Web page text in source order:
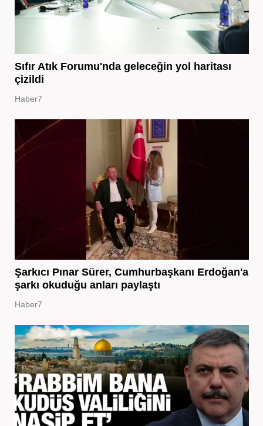
Sıfır Atık Forumu'nda geleceğin yol haritası
çizildi
Haber7
Şarkıcı Pınar Sürer, Cumhurbaşkanı Erdoğan'a
şarkı okuduğu anları paylaştı
Haber7